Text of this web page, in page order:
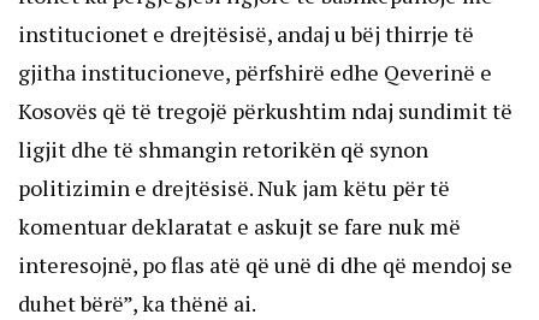
institucionet e drejtësisë, andaj u bëj thirrje të
gjitha institucioneve, përfshirë edhe Qeverinë e
Kosovës që të tregojë përkushtim ndaj sundimit të
ligjit dhe të shmangin retorikën që synon
politizimin e drejtësisë. Nuk jam këtu për të
komentuar deklaratat e askujt se fare nuk më
interesojnë, po flas atë që unë di dhe që mendoj se
duhet bërë”, ka thënë ai.